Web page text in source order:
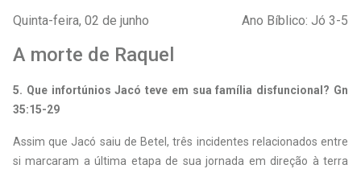
Quinta-feira, 02 de junho Ano Bíblico: Jó 3-5
A morte de Raquel
5. Que infortúnios Jacó teve em sua família disfuncional? Gn
35:15-29
Assim que Jacó saiu de Betel, três incidentes relacionados entre
si marcaram a última etapa de sua jornada em direção à terra